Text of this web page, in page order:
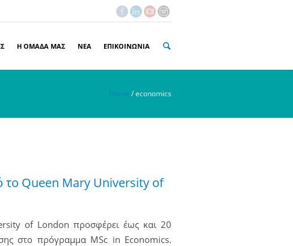
Η ΟΜΑΔΑ ΜΑΣ ΝΕΑ ΕΠΙΚΟΙΝΩΝΙΑ
Home /economics
το Queen Mary University of
of London προσφέρει έως και 20
στο πρόγραμμα MSc in Economics.